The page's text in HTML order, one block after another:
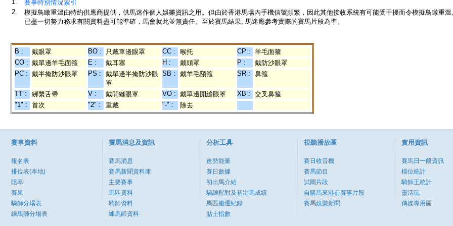
1.
賽事特別情況索引
2.
模擬鳥瞰重溫由特約供應商提供，供馬迷作個人娛樂資訊之用。但由於香港馬場內手機信號頻繁，因此其他接收系統有可能受干擾而令模擬鳥瞰重
已盡一切努力務求有關資料盡可能準確，馬會就此並無責任。至於賽馬結果, 馬迷應參考實際的賽馬片段為準。
B : 戴眼罩 BO : 只戴單邊眼罩 CC : 喉托 CP :
羊毛面箍
CO : 戴單邊羊毛面箍 E : 戴耳塞 H : 戴頭罩 P :
戴防沙眼罩
PC : 戴半掩防沙眼罩 PS :
戴單邊半掩防沙眼
罩
SB : 戴羊毛額箍 SR : 鼻箍
TT : 綁繫舌帶 V : 戴開縫眼罩 VO : 戴單邊開縫眼罩 XB :
交叉鼻箍
"1" :
首次 "2" : 重戴 "-" : 除去
賽事資料
報名表
排位表(本地)
賠率
賽果
騎師分場表
練馬師分場表
賽馬消息及資訊
賽馬消息
賽馬新聞資料庫
主要賽事
馬匹資料
騎師資料
練馬師資料
分析工具
速勢能量
賽日數據
初出馬介紹
騎練配對及初岀馬成績
馬匹搬遷紀錄
貼士指數
視聽播放區
賽日收音機
賽馬節目
試閘片段
自購馬來港前賽事片段
賽馬娛樂新聞
實用資訊
賽馬日一般資訊
檔位統計
騎師王統計
靈活玩
傳媒專用區